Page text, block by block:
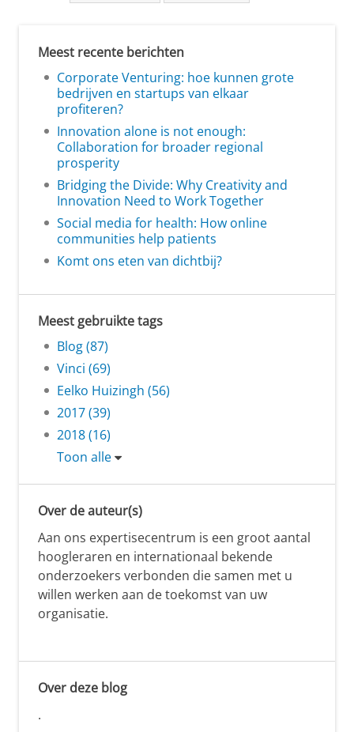
Meest recente berichten
Corporate Venturing: hoe kunnen grote
bedrijven en startups van elkaar
profiteren?
Innovation alone is not enough:
Collaboration for broader regional
prosperity
Bridging the Divide: Why Creativity and
Innovation Need to Work Together
Social media for health: How online
communities help patients
Komt ons eten van dichtbij?
Meest gebruikte tags
Blog (87)
Vinci (69)
Eelko Huizingh (56)
2017 (39)
2018 (16)
Toon alle
Over de auteur(s)
Aan ons expertisecentrum is een groot aantal
hoogleraren en internationaal bekende
onderzoekers verbonden die samen met u
willen werken aan de toekomst van uw
organisatie.
Over deze blog
.